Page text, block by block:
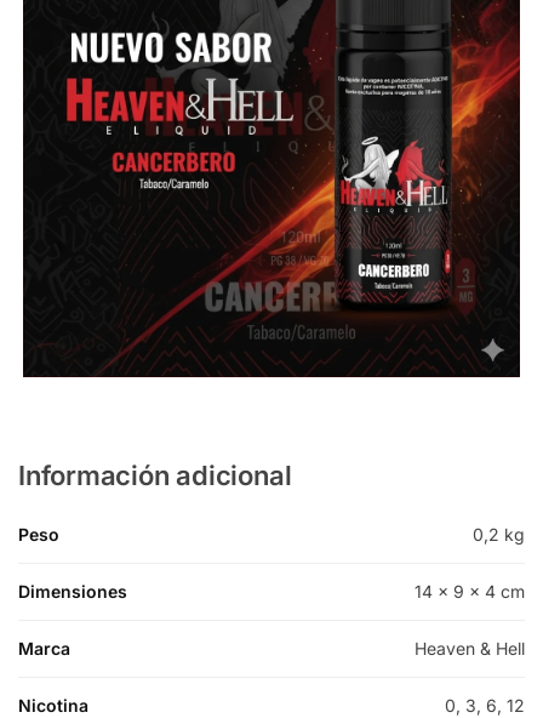
Información adicional
Peso 0,2 kg
Dimensiones 14 × 9 × 4 cm
Marca Heaven & Hell
Nicotina 0, 3, 6, 12